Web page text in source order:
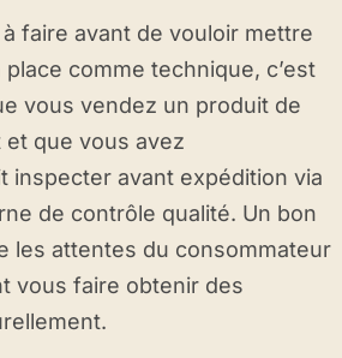
faire avant de vouloir mettre
comme technique, c’est
vous vendez un produit de
que vous avez
inspecter avant expédition via
de contrôle qualité. Un bon
les attentes du consommateur
vous faire obtenir des